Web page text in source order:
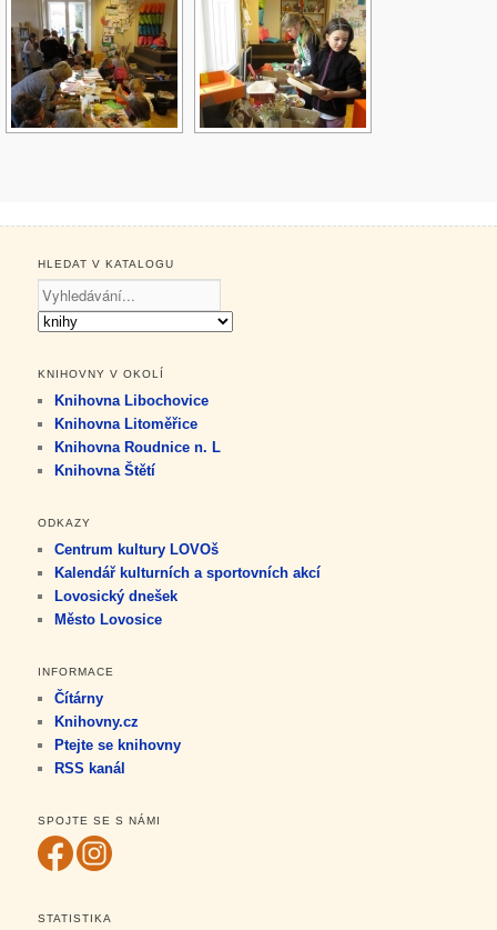
HLEDAT V KATALOGU
KNIHOVNY V OKOLÍ
Knihovna Libochovice
Knihovna Litoměřice
Knihovna Roudnice n. L
Knihovna Štětí
ODKAZY
Centrum kultury LOVOš
Kalendář kulturních a sportovních akcí
Lovosický dnešek
Město Lovosice
INFORMACE
Čítárny
Knihovny.cz
Ptejte se knihovny
RSS kanál
SPOJTE SE S NÁMI
STATISTIKA